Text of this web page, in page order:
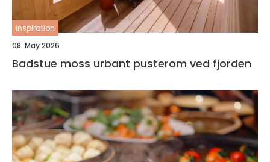
inspiration
08. May 2026
Badstue moss urbant pusterom ved fjorden